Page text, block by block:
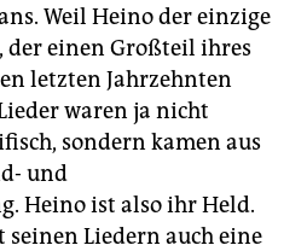
Weil Heino der einzige
einen Großteil ihres
letzten Jahrzehnten
waren ja nicht
sondern kamen aus
und
Heino ist also ihr Held.
Liedern auch eine